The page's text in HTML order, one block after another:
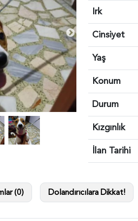
Irk
Cinsiyet
Yaş
Konum
Durum
Kızgınlık
İlan Tarihi
Yorumlar (0) Dolandırıcılara Dikkat!